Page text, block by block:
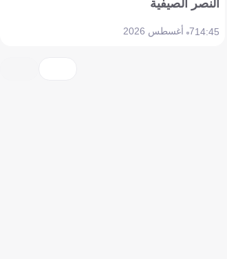
النصر الصيفية
14:457 أغسطس 2026